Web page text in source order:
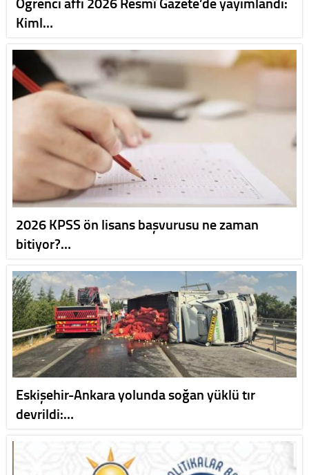
Kiml…
2026 KPSS ön lisans başvurusu ne zaman
bitiyor?…
Eskişehir-Ankara yolunda soğan yüklü tır
devrildi:…